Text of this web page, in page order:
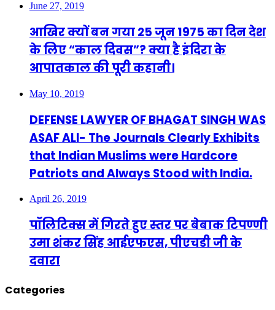
June 27, 2019
आखिर क्यों बन गया 25 जून 1975 का दिन देश
के लिए “काल दिवस”? क्या है इंदिरा के
आपातकाल की पूरी कहानी।
May 10, 2019
DEFENSE LAWYER OF BHAGAT SINGH WAS
ASAF ALI- The Journals Clearly Exhibits
that Indian Muslims were Hardcore
Patriots and Always Stood with India.
April 26, 2019
पॉलिटिक्स में गिरते हुए स्तर पर बेबाक टिपण्णी
उमा शंकर सिंह आईएफएस, पीएचडी जी के
दवारा
Categories